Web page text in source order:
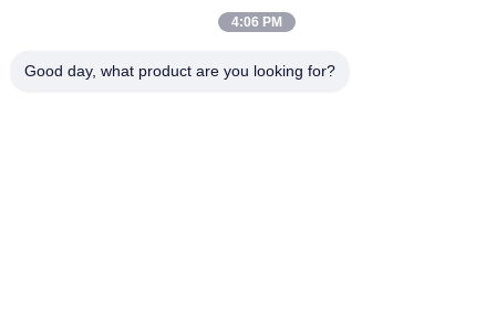
4:06 PM
Good day, what product are you looking for?